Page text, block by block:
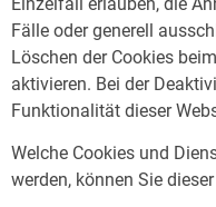
Fälle oder generell
Löschen der Cookies
aktivieren. Bei der
Funktionalität dieser
Welche Cookies und
werden, können Sie